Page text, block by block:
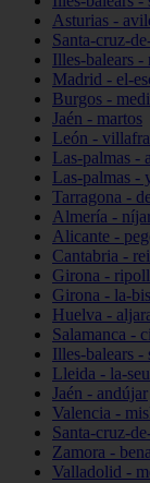
Asturias -
Santa-cruz-
Illes-balears -
Madrid - el-
Burgos -
Jaén - martos
León -
Las-palmas -
Las-palmas -
Tarragona -
Almería -
Alicante -
Cantabria -
Girona - ripoll
Girona - la-
Huelva -
Salamanca -
Illes-balears -
Lleida - la-
Jaén - andújar
Valencia -
Santa-cruz-
Zamora -
Valladolid -